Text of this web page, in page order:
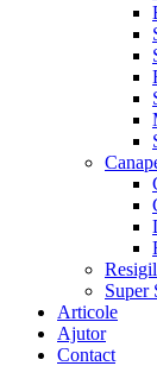
Super
Articole
Ajutor
Contact